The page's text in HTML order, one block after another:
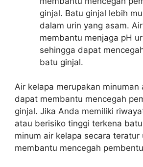
ginjal. Batu ginjal lebih
dalam urin yang asam.
membantu menjaga pH
sehingga dapat
batu ginjal.
Air kelapa merupakan minuman
dapat membantu mencegah
ginjal. Jika Anda memiliki
atau berisiko tinggi terkena
minum air kelapa secara teratur
membantu mencegah